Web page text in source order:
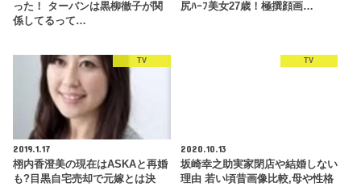
った！ ターバンは黒柳徹子が関
係してるって…
尻ﾊｰﾌ美女27歳！極撰顔画…
TV
2019.1.17
栩内香澄美の現在はASKAと再婚
も?目黒自宅売却で元嫁とは決
TV
2020.10.13
坂崎幸之助実家閉店や結婚しない
理由 若い頃昔画像比較,母や性格